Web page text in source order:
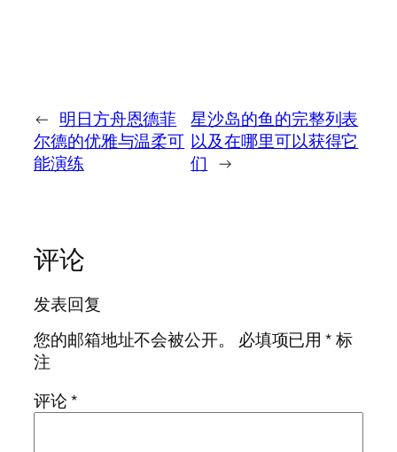
← 明日方舟恩德菲
尔德的优雅与温柔可
能演练
星沙岛的鱼的完整列表
以及在哪里可以获得它
们 →
评论
发表回复
您的邮箱地址不会被公开。
必填项已用*标
注
评论*